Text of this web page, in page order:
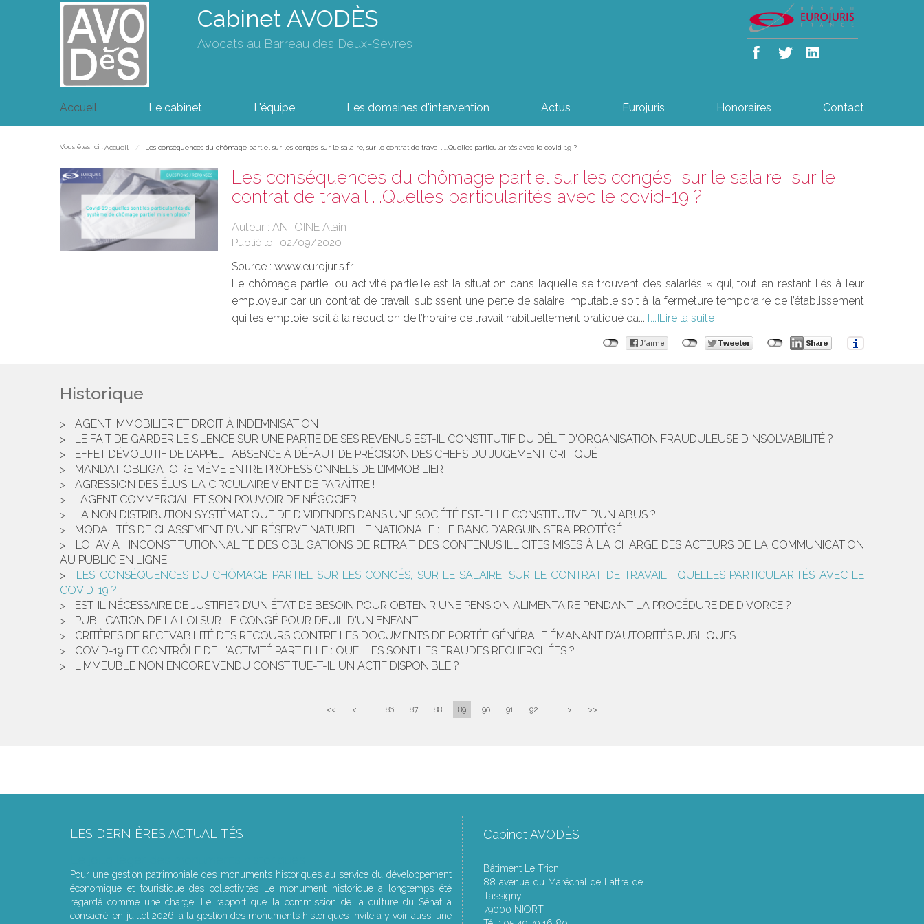
Cabinet AVODÈS
Avocats au Barreau des Deux-Sèvres
Accueil Le cabinet L'équipe Les domaines d'intervention Actus Eurojuris Honoraires Contact
Vous êtes ici : Accueil Les conséquences du chômage partiel sur les congés, sur le salaire, sur le contrat de travail ...Quelles particularités avec le covid-19 ?
Les conséquences du chômage partiel sur les congés, sur le salaire, sur le
contrat de travail ...Quelles particularités avec le covid-19 ?
Auteur : ANTOINE Alain
Publié le : 02/09/2020
Source : www.eurojuris.fr
Le chômage partiel ou activité partielle est la situation dans laquelle se trouvent des salariés « qui, tout en restant liés à leur
employeur par un contrat de travail, subissent une perte de salaire imputable soit à la fermeture temporaire de l’établissement
qui les emploie, soit à la réduction de l’horaire de travail habituellement pratiqué da...
Lire la suite
Historique
AGENT IMMOBILIER ET DROIT À INDEMNISATION
LE FAIT DE GARDER LE SILENCE SUR UNE PARTIE DE SES REVENUS EST-IL CONSTITUTIF DU DÉLIT D'ORGANISATION FRAUDULEUSE D’INSOLVABILITÉ ?
EFFET DÉVOLUTIF DE L’APPEL : ABSENCE À DÉFAUT DE PRÉCISION DES CHEFS DU JUGEMENT CRITIQUÉ
MANDAT OBLIGATOIRE MÊME ENTRE PROFESSIONNELS DE L’IMMOBILIER
AGRESSION DES ÉLUS, LA CIRCULAIRE VIENT DE PARAÎTRE !
L’AGENT COMMERCIAL ET SON POUVOIR DE NÉGOCIER
LA NON DISTRIBUTION SYSTÉMATIQUE DE DIVIDENDES DANS UNE SOCIÉTÉ EST-ELLE CONSTITUTIVE D’UN ABUS ?
MODALITÉS DE CLASSEMENT D'UNE RÉSERVE NATURELLE NATIONALE : LE BANC D'ARGUIN SERA PROTÉGÉ !
LOI AVIA : INCONSTITUTIONNALITÉ DES OBLIGATIONS DE RETRAIT DES CONTENUS ILLICITES MISES À LA CHARGE DES ACTEURS DE LA COMMUNICATION
AU PUBLIC EN LIGNE
LES CONSÉQUENCES DU CHÔMAGE PARTIEL SUR LES CONGÉS, SUR LE SALAIRE, SUR LE CONTRAT DE TRAVAIL ...QUELLES PARTICULARITÉS AVEC LE
COVID-19 ?
EST-IL NÉCESSAIRE DE JUSTIFIER D’UN ÉTAT DE BESOIN POUR OBTENIR UNE PENSION ALIMENTAIRE PENDANT LA PROCÉDURE DE DIVORCE ?
PUBLICATION DE LA LOI SUR LE CONGÉ POUR DEUIL D'UN ENFANT
CRITÈRES DE RECEVABILITÉ DES RECOURS CONTRE LES DOCUMENTS DE PORTÉE GÉNÉRALE ÉMANANT D'AUTORITÉS PUBLIQUES
COVID-19 ET CONTRÔLE DE L'ACTIVITÉ PARTIELLE : QUELLES SONT LES FRAUDES RECHERCHÉES ?
L’IMMEUBLE NON ENCORE VENDU CONSTITUE-T-IL UN ACTIF DISPONIBLE ?
<< < ... 86 87 88 89 90 91 92 ... > >>
LES DERNIÈRES ACTUALITÉS
Pour une gestion patrimoniale des monuments historiques au service du développement
économique et touristique des collectivités Le monument historique a longtemps été
regardé comme une charge. Le rapport que la commission de la culture du Sénat a
consacré, en juillet 2026, à la gestion des monuments historiques invite à y voir aussi une
Cabinet AVODÈS
Bâtiment Le Trion
88 avenue du Maréchal de Lattre de
Tassigny
79000 NIORT